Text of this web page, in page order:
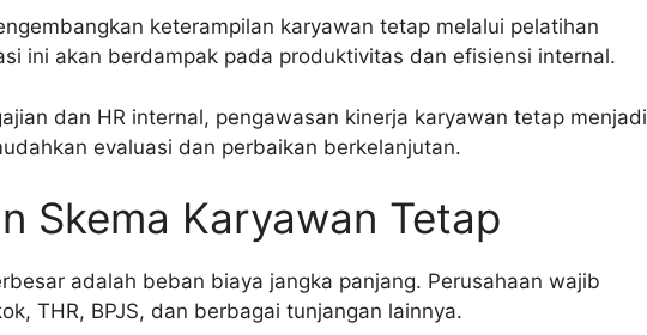
keterampilan karyawan tetap melalui pelatihan
ini akan berdampak pada produktivitas dan efisiensi internal.
dan HR internal, pengawasan kinerja karyawan tetap menjadi
evaluasi dan perbaikan berkelanjutan.
Skema Karyawan Tetap
adalah beban biaya jangka panjang. Perusahaan wajib
THR, BPJS, dan berbagai tunjangan lainnya.